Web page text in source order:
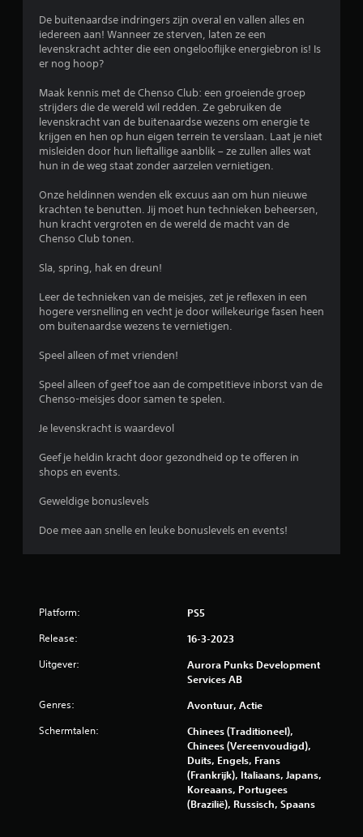
i
n
e
n
De buitenaardse indringers zijn overal en vallen alles en
iedereen aan! Wanneer ze sterven, laten ze een
levenskracht achter die een ongelooflijke energiebron is! Is
er nog hoop?
Maak kennis met de Chenso Club: een groeiende groep
strijders die de wereld wil redden. Ze gebruiken de
levenskracht van de buitenaardse wezens om energie te
krijgen en hen op hun eigen terrein te verslaan. Laat je niet
misleiden door hun lieftallige aanblik – ze zullen alles wat
hun in de weg staat zonder aarzelen vernietigen.
Onze heldinnen wenden elk excuus aan om hun nieuwe
krachten te benutten. Jij moet hun technieken beheersen,
hun kracht vergroten en de wereld de macht van de
Chenso Club tonen.
Sla, spring, hak en dreun!
Leer de technieken van de meisjes, zet je reflexen in een
hogere versnelling en vecht je door willekeurige fasen heen
om buitenaardse wezens te vernietigen.
Speel alleen of met vrienden!
Speel alleen of geef toe aan de competitieve inborst van de
Chenso-meisjes door samen te spelen.
Je levenskracht is waardevol
Geef je heldin kracht door gezondheid op te offeren in
shops en events.
Geweldige bonuslevels
Doe mee aan snelle en leuke bonuslevels en events!
Platform: PS5
Release: 16-3-2023
Uitgever:
Aurora Punks Development
Services AB
Genres: Avontuur, Actie
Schermtalen:
Chinees (Traditioneel),
Chinees (Vereenvoudigd),
Duits, Engels, Frans
(Frankrijk), Italiaans, Japans,
Koreaans, Portugees
(Brazilië), Russisch, Spaans